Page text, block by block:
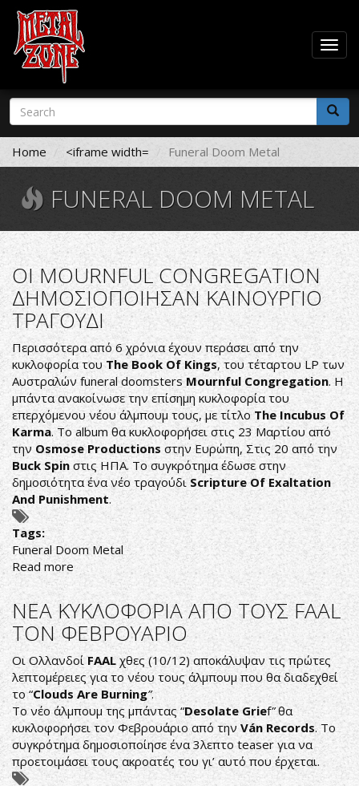
Skip
main
content
Search
form
Search
Home <iframe width= Funeral Doom Metal
FUNERAL DOOM METAL
OI MOURNFUL CONGREGATION
ΔΗΜΟΣΙΟΠΟΙΗΣΑΝ ΚΑΙΝΟΥΡΓΙΟ
ΤΡΑΓΟΥΔΙ
Περισσότερα από 6 χρόνια έχουν περάσει από την
κυκλοφορία του The Book Of Kings, του τέταρτου LP των
Αυστραλών funeral doomstersMournful Congregation. Η
μπάντα ανακοίνωσε την επίσημη κυκλοφορία του
επερχόμενου νέου άλμπουμ τους, με τίτλο The Incubus Of
Karma. Το album θα κυκλοφορήσει στις 23 Μαρτίου από
την Osmose Productions στην Ευρώπη, Στις 20 από την
Buck Spin στις ΗΠΑ. Το συγκρότημα έδωσε στην
δημοσιότητα ένα νέο τραγούδι Scripture Of Exaltation
And Punishment.
Tags:
Funeral Doom Metal
Read moreabout
OI
MOURNFUL
CONGREGATION
ΔΗΜΟΣΙΟΠΟΙΗΣΑΝ
ΚΑΙΝΟΥΡΓΙΟ
ΤΡΑΓΟΥΔΙ
ΝΕΑ ΚΥΚΛΟΦΟΡΙΑ ΑΠΟ ΤΟΥΣ FAAL
ΤΟΝ ΦΕΒΡΟΥΑΡΙΟ
Οι ΟλλανδοίFAAL χθες (10/12) αποκάλυψαν τις πρώτες
λεπτομέρειες για το νέου τους άλμπουμ που θα διαδεχθεί
το “Clouds Are Burning”.
Το νέο άλμπουμ της μπάντας “Desolate Grief”θα
κυκλοφορήσει τον Φεβρουάριο από την Ván Records. Το
συγκρότημα δημοσιοποίησε ένα 3λεπτο teaser για να
προετοιμάσει τους ακροατές του γι’ αυτό που έρχεται.